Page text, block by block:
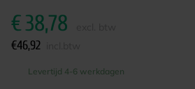
€38,78
€46,92
Levertijd 4-6 werkdagen